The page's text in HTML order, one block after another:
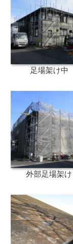
足場架け中
外部足場架け